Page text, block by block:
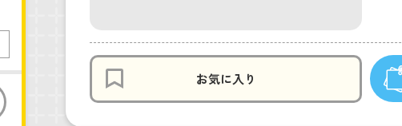
お気に入り